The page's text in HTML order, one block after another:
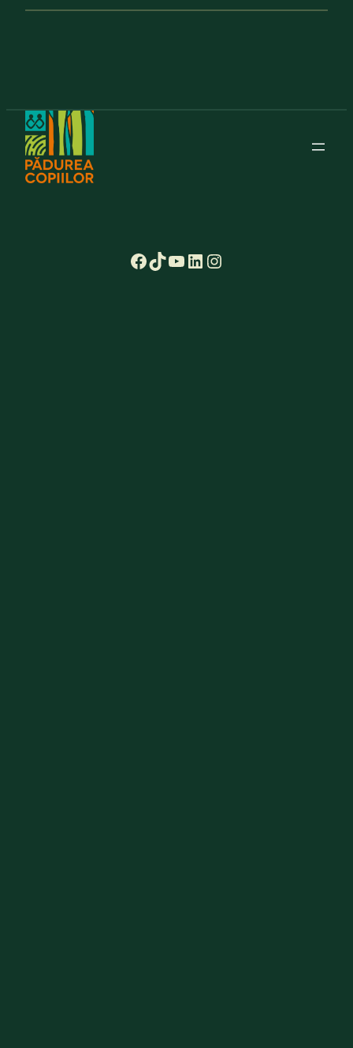
Facebook
TikTok
YouTube
LinkedIn
Instagram